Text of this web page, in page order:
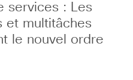
services : Les
et multitâches
le nouvel ordre